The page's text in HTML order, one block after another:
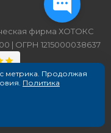
фирма ХОТОКС
| ОГРН 1215000038637
метрика. Продолжая
Политика